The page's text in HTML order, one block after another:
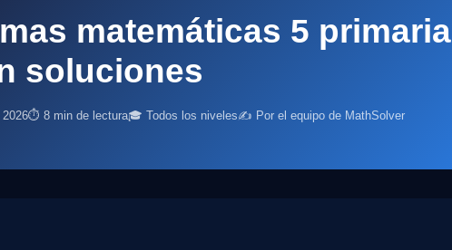
matemáticas 5 primaria
soluciones
⏱ 8 min de lectura🎓 Todos los niveles✍️ Por el equipo de MathSolver